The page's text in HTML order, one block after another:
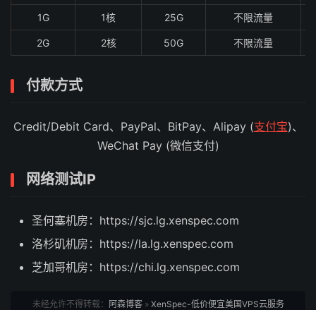
1G 1核 25G 不限流量
2G 2核 50G 不限流量
付款方式
Credit/Debit Card、PayPal、BitPay、Alipay (支付宝)、
WeChat Pay (微信支付)
网络测试IP
圣何塞机房：https://sjc.lg.xenspec.com
洛杉矶机房：https://la.lg.xenspec.com
芝加哥机房：https://chi.lg.xenspec.com
未经允许不得转载： 阿森博客» XenSpec-低价便宜美国VPS云服务